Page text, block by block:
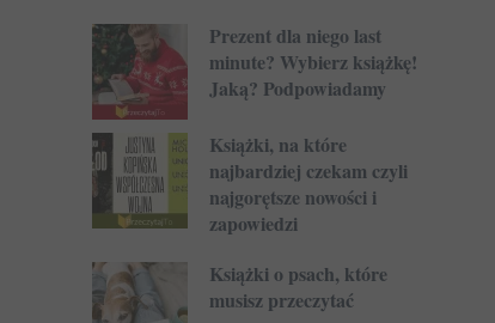
Prezent dla niego last
minute? Wybierz książkę!
Jaką? Podpowiadamy
Książki, na które
najbardziej czekam czyli
najgorętsze nowości i
zapowiedzi
Książki o psach, które
musisz przeczytać